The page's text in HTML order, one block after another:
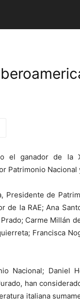
el ganador de la
Patrimonio Nacional
de
la RAE; Ana
Carme Millán
Francisca
Nacional; Daniel
han
italiana